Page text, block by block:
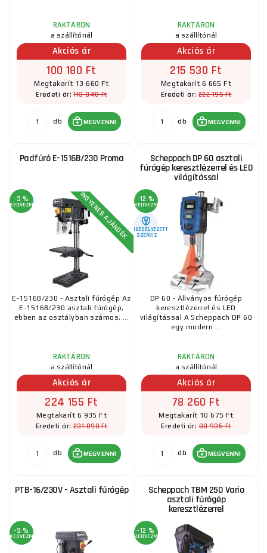
RAKTÁRON
a szállítónál
Akciós ár
100 180 Ft
Megtakarít 13 660 Ft
Eredeti ár:113 840 Ft
db MEGVENNI
RAKTÁRON
a szállítónál
Akciós ár
215 530 Ft
Megtakarít 6 665 Ft
Eredeti ár: 222 195 Ft
db MEGVENNI
Padfúró E-1516B/230 Proma
-3 %
KEDVEZMÉNY INGYENES AJÁNDÉK
E-1516B/230 - Asztali fúrógép Az
E-1516B/230 asztali fúrógép,
ebben az osztályban számos, ...
RAKTÁRON
a szállítónál
Akciós ár
224 155 Ft
Megtakarít 6 935 Ft
Eredeti ár: 231 090 Ft
db MEGVENNI
Scheppach DP 60 asztali
fúrógép keresztlézerrel és LED
világítással
-12 %
KEDVEZMÉNY
ENGEDÉLYEZETT
SZERVIZ
DP 60 - Állványos fúrógép
keresztlézerrel és LED
világítással A Scheppach DP 60
egy modern ...
RAKTÁRON
a szállítónál
Akciós ár
78 260 Ft
Megtakarít 10 675 Ft
Eredeti ár:88 935 Ft
db MEGVENNI
PTB-16/230V - Asztali fúrógép
-3 %
KEDVEZMÉNY
Scheppach TBM 250 Vario
asztali fúrógép
keresztlézerrel
-12 %
KEDVEZMÉNY